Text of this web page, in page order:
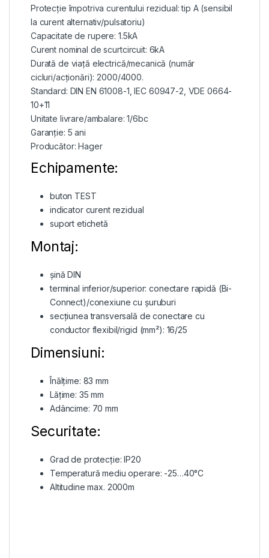
Protecție împotriva curentului rezidual: tip A (sensibil
la curent alternativ/pulsatoriu)
Capacitate de rupere: 1.5kA
Curent nominal de scurtcircuit: 6kA
Durată de viață electrică/mecanică (număr
cicluri/acționări): 2000/4000.
Standard: DIN EN 61008-1, IEC 60947-2, VDE 0664-
10+11
Unitate livrare/ambalare: 1/6bc
Garanție: 5 ani
Producător: Hager
Echipamente:
buton TEST
indicator curent rezidual
suport etichetă
Montaj:
șină DIN
terminal inferior/superior: conectare rapidă (Bi-
Connect)/conexiune cu șuruburi
secțiunea transversală de conectare cu
conductor flexibil/rigid (mm²): 16/25
Dimensiuni:
Înălțime: 83 mm
Lățime: 35 mm
Adâncime: 70 mm
Securitate:
Grad de protecție: IP20
Temperatură mediu operare: -25…40°C
Altitudine max. 2000m